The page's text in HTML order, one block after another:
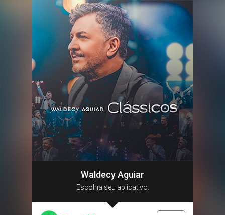
Waldecy Aguiar
Escolha seu aplicativo: